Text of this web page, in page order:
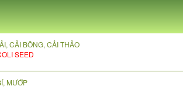
CẢI BÔNG, CẢI THẢO
SEED
MƯỚP